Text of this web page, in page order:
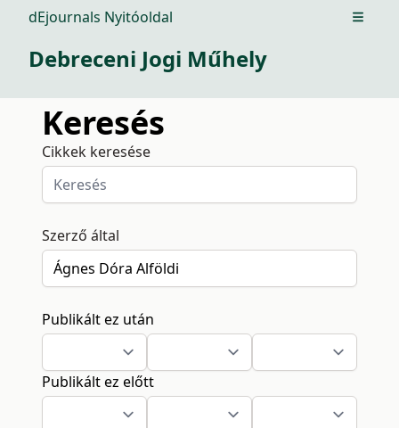
dEjournals Nyitóoldal Open
Debreceni Jogi Műhely
Keresés
Cikkek keresése
Szerző által
Publikált ez után
Publikált ez előtt